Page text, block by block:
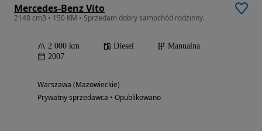
Mercedes-Benz Vito
2148 cm3 • 150 KM • Sprzedam dobry samochód rodzinny.
2 000 km Diesel
Manualna
2007
Warszawa (Mazowieckie)
Prywatny sprzedawca • Opublikowano